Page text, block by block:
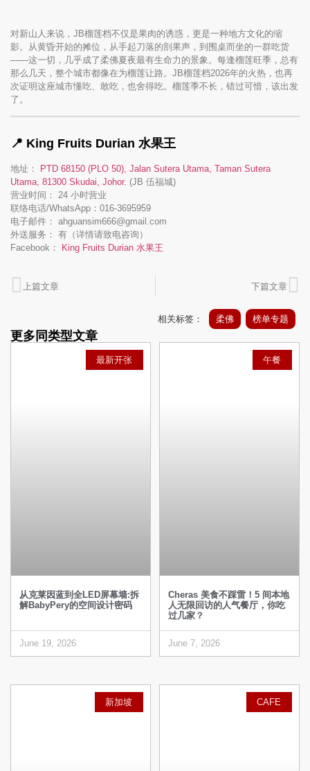
对新山人来说，JB榴莲档不仅是果肉的诱惑，更是一种地方文化的缩
影。从黄昏开始的摊位，从手起刀落的剖果声，到围桌而坐的一群吃货
——这一切，几乎成了柔佛夏夜最有生命力的景象。每逢榴莲旺季，总有
那么几天，整个城市都像在为榴莲让路。JB榴莲档2026年的火热，也再
次证明这座城市懂吃、敢吃，也舍得吃。榴莲季不长，错过可惜，该出发
了。
📍 King Fruits Durian 水果王
地址：
PTD 68150 (PLO 50), Jalan Sutera Utama, Taman Sutera
Utama, 81300 Skudai, Johor. (JB 伍福城)
营业时间： 24 小时营业
联络电话/WhatsApp：016-3695959
电子邮件： ahguansim666@gmail.com
外送服务： 有（详情请致电咨询）
Facebook：
King Fruits Durian 水果王
上篇文章 下篇文章
最新开张
从克莱因蓝到全LED屏幕墙:拆
解BabyPery的空间设计密码
June 19, 2026
午餐
Cheras 美食不踩雷！5 间本地
人无限回访的人气餐厅，你吃
过几家？
June 7, 2026
新加坡 CAFE
相关标签： 柔佛 榜单专题
更多同类型文章